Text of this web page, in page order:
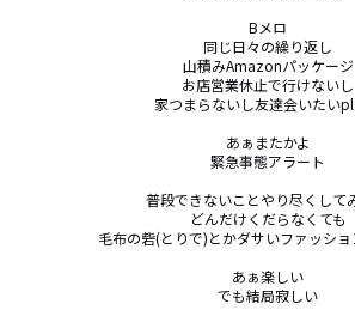
Bメロ
同じ日々の繰り返し
山積みAmazonパッケージ
お店営業休止で行けないし
家つまらないし友達会いたい
あぁまたかよ
緊急事態アラート
普段できないことやり尽くして
どんだけくだらなくても
毛布の砦(とりで)とかダサいファッシ
あぁ楽しい
でも結局寂しい